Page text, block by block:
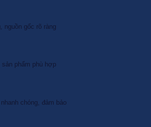
nguồn gốc rõ ràng
phẩm phù hợp
chóng, đảm bảo